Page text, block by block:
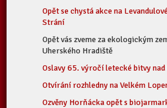
Opět se chystá akce na
Strání
Opět vás zveme za ekologickým
Uherského Hradiště
Oslavy 65. výročí letecké bitvy
Otvírání rozhledny na Velkém
Ozvěny Horňácka opět s